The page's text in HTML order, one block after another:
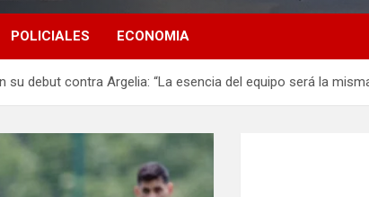
POLICIALES ECONOMIA
debut contra Argelia: “La esencia del equipo será la